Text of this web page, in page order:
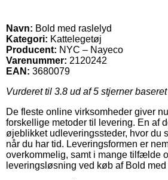
Navn: Bold med raslelyd
Kategori: Kattelegetøj
Producent: NYC – Nayeco
Varenummer: 2120242
EAN: 3680079
Vurderet til 3.8 ud af 5 stjerner
De fleste online virksomheder giver
forskellige metoder til levering. En af
øjeblikket udleveringssteder, hvor du
når du har tid. Leveringsformen er
overkommelig, samt i mange tilfælde
leveringsløsning ved køb af Bold